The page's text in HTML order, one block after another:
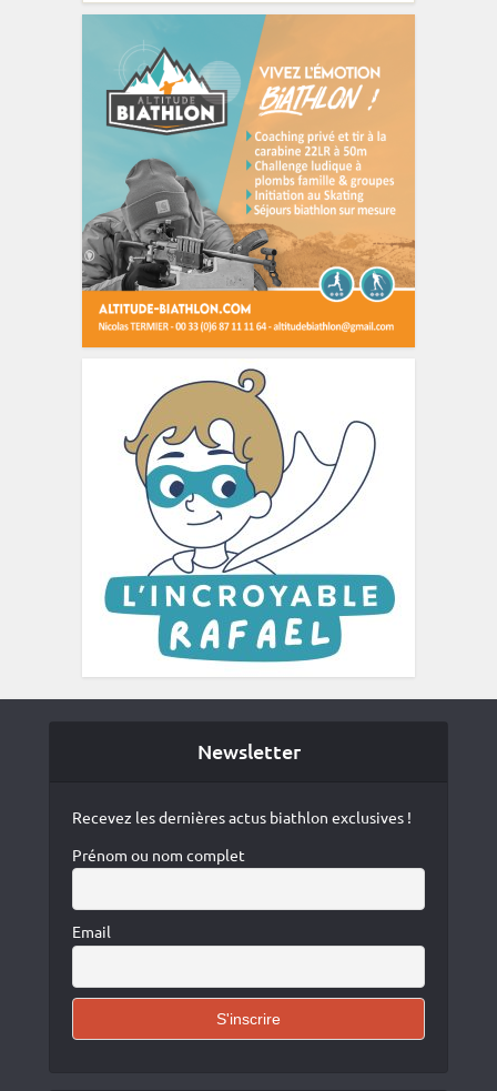
Newsletter
Recevez les dernières actus biathlon exclusives !
Prénom ou nom complet
Email